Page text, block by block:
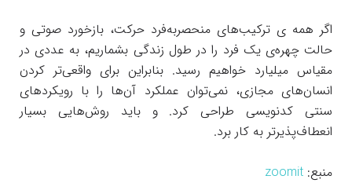
اگر همه ی ترکیب‌های منحصر‌به‌فرد حرکت، بازخورد صوتی و
حالت چهره‌ی یک فرد را در طول زندگی بشماریم، به عددی در
مقیاس میلیارد خواهیم رسید. بنابراین برای واقعی‌تر کردن
انسان‌های مجازی، نمی‌توان عملکرد آن‌ها را با رویکردهای
سنتی کدنویسی طراحی کرد. و باید روش‌هایی بسیار
انعطاف‌پذیرتر به کار برد.
منبع: zoomit